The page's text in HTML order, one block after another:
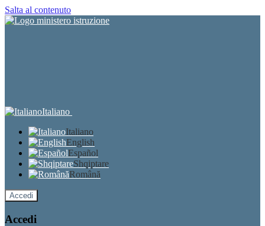
Salta al contenuto
Italiano
Italiano
English
Español
Shqiptare
Română
Accedi
Accedi